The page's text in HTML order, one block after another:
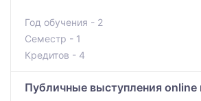
Год обучения - 2
Семестр - 1
Кредитов - 4
Публичные выступления online